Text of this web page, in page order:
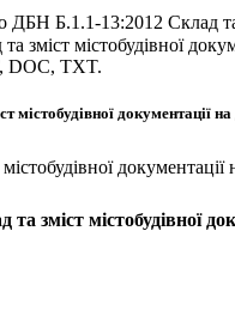
ДБН Б.1.1-13:2012 Склад
містобудівної
DOC, TXT.
документації
зміст містобудівної